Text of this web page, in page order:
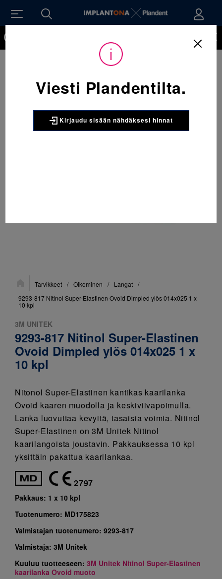
Sijainti:Tarvikkeet / Oikominen / Langat /
9293-817 Nitinol Super-Elastinen Ovoid Dimpled ylös 014x025 1 x
10 kpl
3M UNITEK
9293-817 Nitinol Super-Elastinen
Ovoid Dimpled ylös 014x025 1 x
10 kpl
Nitonol Super-Elastinen kantikas kaarilanka
Ovoid kaaren muodolla ja keskiviivapoimulla.
Lanka luovuttaa kevyitä, tasaisia voimia. Nitinol
Super-Elastinen on 3M Unitek Nitinol
kaarilangoista joustavin. Pakkauksessa 10 kpl
yksittäin pakattua kaarilankaa.
2797
Pakkaus: 1 x 10 kpl
Tuotenumero: MD175823
Valmistajan tuotenumero: 9293-817
Valmistaja: 3M Unitek
Kuuluu tuotteeseen: 3M Unitek Nitinol Super-Elastinen
kaarilanka Ovoid muoto
Viesti Plandentilta.
Kirjaudu sisään nähdäksesi hinnat